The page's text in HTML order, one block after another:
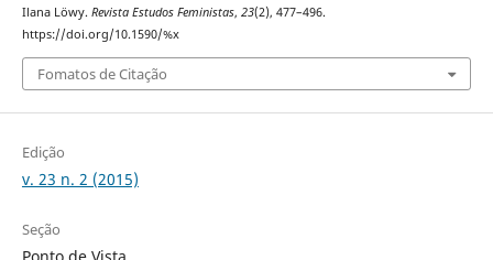
Ilana Löwy. Revista Estudos Feministas, 23(2), 477–496.
https://doi.org/10.1590/%x
Fomatos de Citação
Edição
v. 23 n. 2 (2015)
Seção